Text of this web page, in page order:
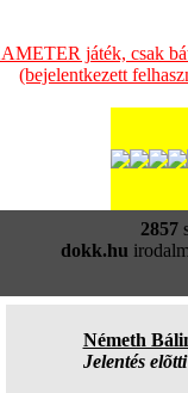
játék, csak
(bejelentkezett
2857
dokk.hu
Németh
Jelentés